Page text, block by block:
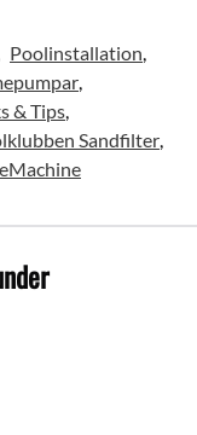
Poolinstallation
& Tips
Sandfilter